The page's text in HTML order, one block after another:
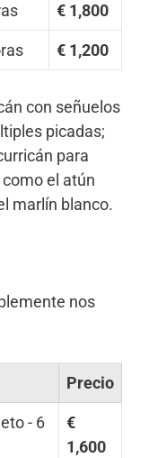
€ 1,800
€ 1,200
con señuelos
picadas;
para
el atún
marlín blanco.
nos
Precio
- 6
€
1,600